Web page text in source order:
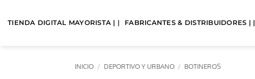
TIENDA DIGITAL MAYORISTA | | FABRICANTES & DISTRIBUIDORES | |
INICIO / DEPORTIVO Y URBANO / BOTINEROS